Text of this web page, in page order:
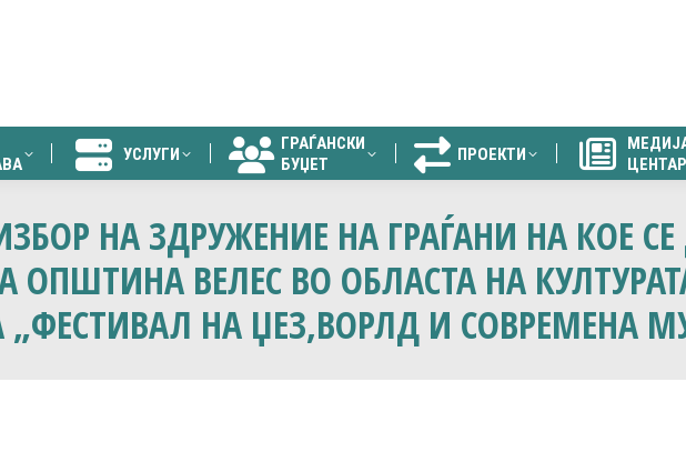
УСЛУГИ
ГРАЃАНСКИ
БУЏЕТ
ПРОЕКТИ
ЦЕНТАР
НА ЗДРУЖЕНИЕ НА ГРАЃАНИ НА КОЕ
ВЕЛЕС ВО ОБЛАСТА НА
НА ЏЕЗ,ВОРЛД И СОВРЕМЕНА